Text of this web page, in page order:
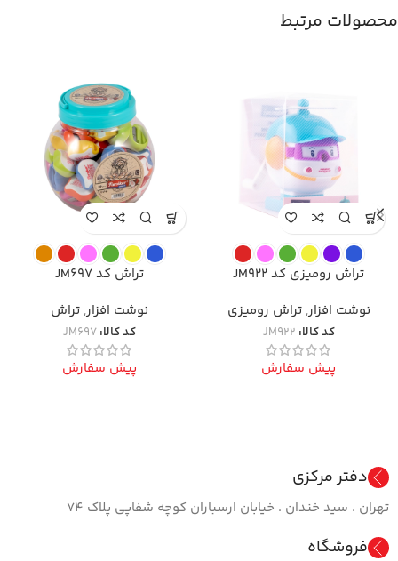
محصولات مرتبط
تراش رومیزی کد JM922
نوشت افزار,تراش رومیزی
کد کالا: JM922
پیش سفارش
تراش کد JM697
نوشت افزار, تراش
کد کالا:JM697
پیش سفارش
دفتر مرکزی
تهران . سید خندان . خیابان ارسباران کوچه شفاپی پلاک ۷۴
فروشگاه